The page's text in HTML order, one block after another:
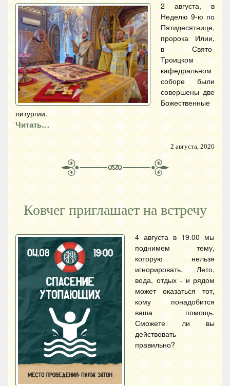
2 августа, в
Неделю 9-ю по
Пятидесятнице,
пророка Илии,
в Свято-
Троицком
кафедральном
соборе были
совершены две
Божественные
литургии.
Читать…
2 августа, 2026
Ковчег приглашает на встречу
4 августа в 19.00 мы
поднимем тему,
которую нельзя
игнорировать. Лето,
вода, отдых - и рядом
может оказаться тот,
кому понадобится
ваша помощь.
Сможете ли вы
действовать
правильно?